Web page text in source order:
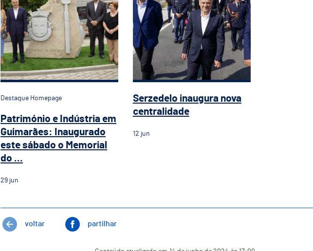
Destaque Homepage
Património e Indústria em
Guimarães: Inaugurado
este sábado o Memorial
do ...
29 jun
Serzedelo inaugura nova
centralidade
12 jun
voltar partilhar